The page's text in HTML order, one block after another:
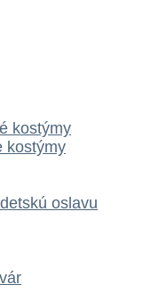
kostýmy
kostýmy
oslavu